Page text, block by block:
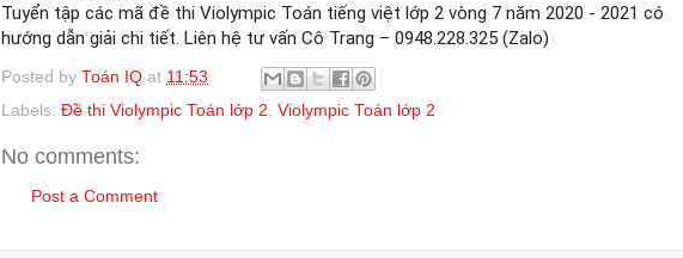
Tuyển tập các mã đề thi Violympic Toán tiếng việt lớp 2 vòng 7 năm 2020 - 2021 có
hướng dẫn giải chi tiết. Liên hệ tư vấn Cô Trang – 0948.228.325 (Zalo)
Posted by Toán IQ at 11:53
Labels: Đề thi Violympic Toán lớp 2, Violympic Toán lớp 2
No comments:
Post a Comment